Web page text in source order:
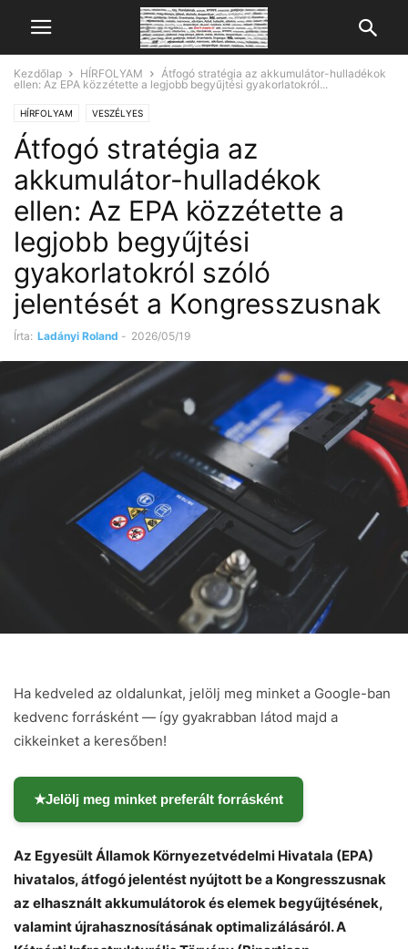
Kezdőlap HÍRFOLYAM
Átfogó stratégia az akkumulátor-hulladékok
ellen: Az EPA közzétette a legjobb begyűjtési gyakorlatokról...
HÍRFOLYAM VESZÉLYES
Átfogó stratégia az
akkumulátor-hulladékok
ellen: Az EPA közzétette a
legjobb begyűjtési
gyakorlatokról szóló
jelentését a Kongresszusnak
Írta: Ladányi Roland - 2026/05/19
Ha kedveled az oldalunkat, jelölj meg minket a Google-ban
kedvenc forrásként — így gyakrabban látod majd a
cikkeinket a keresőben!
★Jelölj meg minket preferált forrásként
Az Egyesült Államok Környezetvédelmi Hivatala (EPA)
hivatalos, átfogó jelentést nyújtott be a Kongresszusnak
az elhasznált akkumulátorok és elemek begyűjtésének,
valamint újrahasznosításának optimalizálásáról. A